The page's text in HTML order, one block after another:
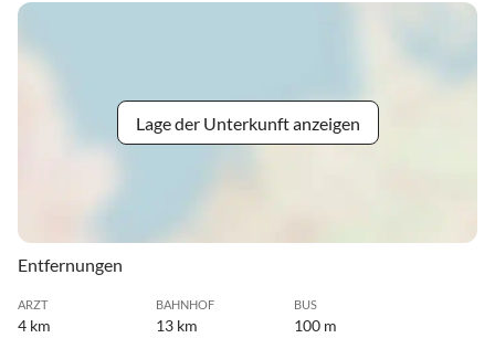
Lage der Unterkunft anzeigen
Entfernungen
ARZT
4 km
BAHNHOF
13 km
BUS
100 m